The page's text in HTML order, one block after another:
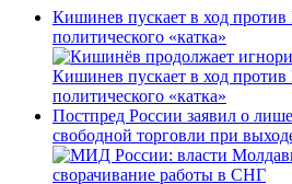
Кишинев пускает в ход против
политического «катка»
Кишинев пускает в ход против
политического «катка»
Постпред России заявил о
свободной торговли при